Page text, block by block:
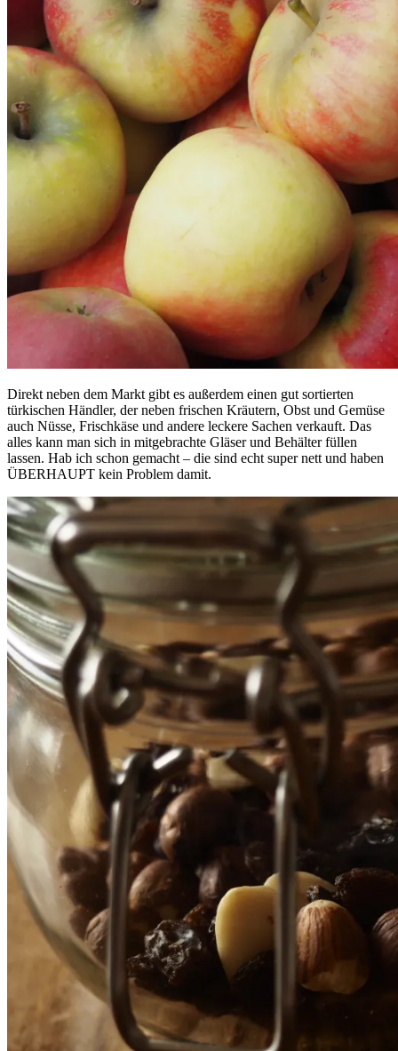
Direkt neben dem Markt gibt es außerdem einen gut sortierten
türkischen Händler, der neben frischen Kräutern, Obst und Gemüse
auch Nüsse, Frischkäse und andere leckere Sachen verkauft. Das
alles kann man sich in mitgebrachte Gläser und Behälter füllen
lassen. Hab ich schon gemacht – die sind echt super nett und haben
ÜBERHAUPT kein Problem damit.